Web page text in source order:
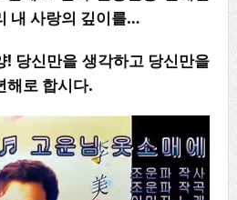
내 사랑의 깊이를…
! 당신만을 생각하고 당신만을
해로 합시다.